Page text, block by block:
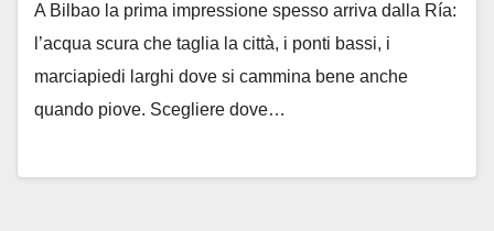
A Bilbao la prima impressione spesso arriva dalla Ría:
l’acqua scura che taglia la città, i ponti bassi, i
marciapiedi larghi dove si cammina bene anche
quando piove. Scegliere dove…